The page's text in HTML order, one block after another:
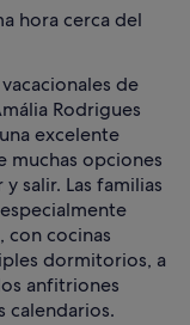
hora cerca del
de
Rodrigues
excelente
muchas opciones
salir. Las familias
con cocinas
dormitorios, a
anfitriones
calendarios.